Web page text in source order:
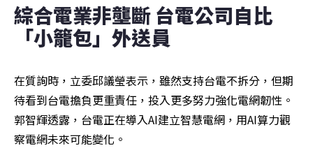
綜合電業非壟斷 台電公司自比
「小籠包」外送員
在質詢時，立委邱議瑩表示，雖然支持台電不拆分，但期
待看到台電擔負更重責任，投入更多努力強化電網韌性。
郭智輝透露，台電正在導入AI建立智慧電網，用AI算力觀
察電網未來可能變化。